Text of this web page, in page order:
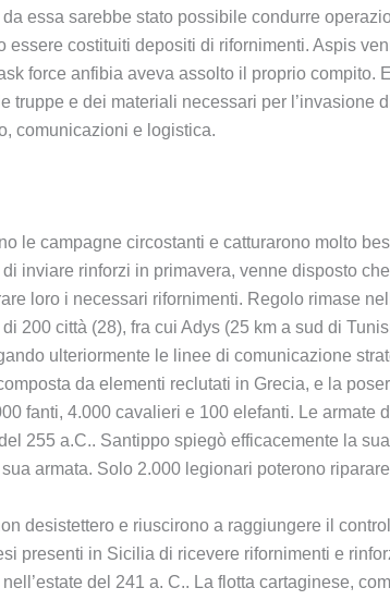
essa sarebbe stato possibile condurre
costituiti depositi di rifornimenti. Aspis
force anfibia aveva assolto il proprio compito.
e dei materiali necessari per l’invasione
comunicazioni e logistica.
le campagne circostanti e catturarono molto
inviare rinforzi in primavera, venne disposto
loro i necessari rifornimenti. Regolo rimase
200 città (28), fra cui Adys (25 km a sud di
ulteriormente le linee di comunicazione
da elementi reclutati in Grecia, e la
fanti, 4.000 cavalieri e 100 elefanti. Le armate
255 a.C.. Santippo spiegò efficacemente la
armata. Solo 2.000 legionari poterono
desistettero e riuscirono a raggiungere il
presenti in Sicilia di ricevere rifornimenti e
del 241 a. C.. La flotta cartaginese,